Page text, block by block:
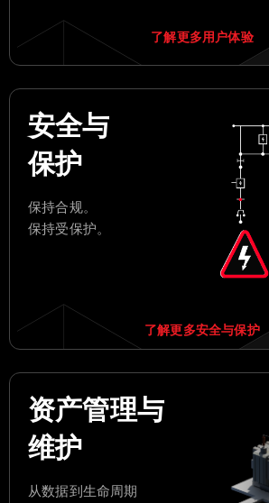
了解更多用户体验
安全与
保护
保持合规。
保持受保护。
了解更多安全与保护
资产管理与
维护
从数据到生命周期